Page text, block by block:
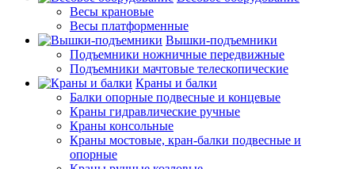
Весы крановые
Весы платформенные
Вышки-подъемники
Подъемники ножничные передвижные
Подъемники мачтовые телескопические
Краны и балки
Балки опорные подвесные и концевые
Краны гидравлические ручные
Краны консольные
Краны мостовые, кран-балки подвесные и
опорные